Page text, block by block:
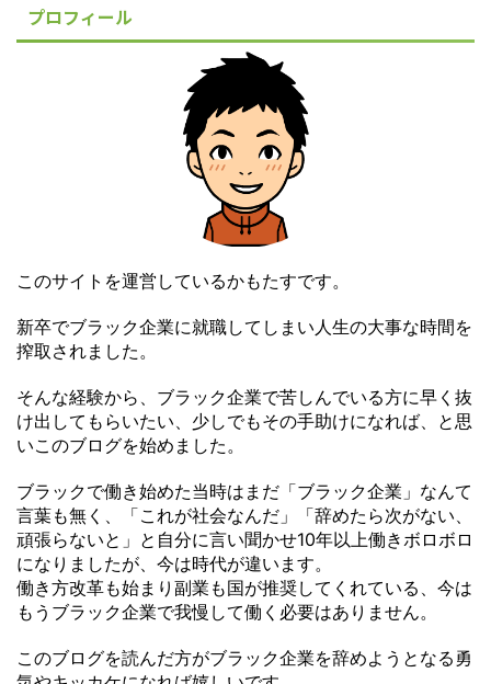
プロフィール
このサイトを運営しているかもたすです。
新卒でブラック企業に就職してしまい人生の大事な時間を
搾取されました。
そんな経験から、ブラック企業で苦しんでいる方に早く抜
け出してもらいたい、少しでもその手助けになれば、と思
いこのブログを始めました。
ブラックで働き始めた当時はまだ「ブラック企業」なんて
言葉も無く、「これが社会なんだ」「辞めたら次がない、
頑張らないと」と自分に言い聞かせ10年以上働きボロボロ
になりましたが、今は時代が違います。
働き方改革も始まり副業も国が推奨してくれている、今は
もうブラック企業で我慢して働く必要はありません。
このブログを読んだ方がブラック企業を辞めようとなる勇